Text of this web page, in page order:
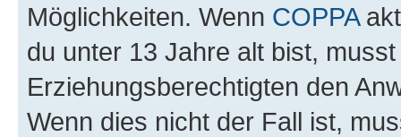
Möglichkeiten. Wenn COPPA
du unter 13 Jahre alt bist,
Erziehungsberechtigten den
Wenn dies nicht der Fall ist,